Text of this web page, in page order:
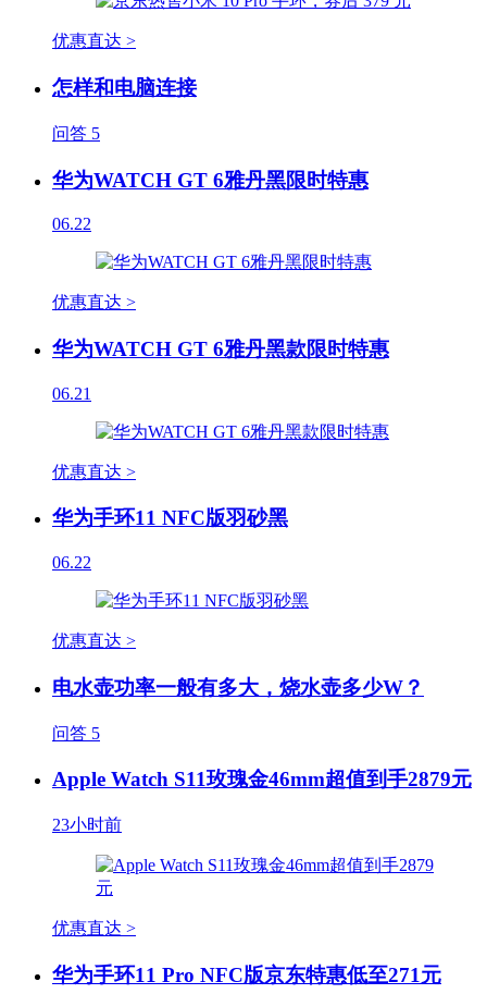
优惠直达 >
怎样和电脑连接
问答 5
华为WATCH GT 6雅丹黑限时特惠
06.22
优惠直达 >
华为WATCH GT 6雅丹黑款限时特惠
06.21
优惠直达 >
华为手环11 NFC版羽砂黑
06.22
优惠直达 >
电水壶功率一般有多大，烧水壶多少W？
问答 5
Apple Watch S11玫瑰金46mm超值到手2879元
23小时前
优惠直达 >
华为手环11 Pro NFC版京东特惠低至271元